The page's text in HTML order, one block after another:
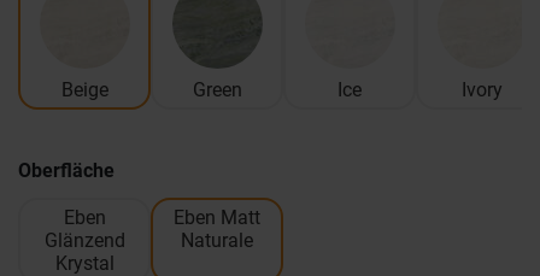
Beige Green Ice Ivory
Oberfläche
Eben
Glänzend
Krystal
Eben Matt
Naturale